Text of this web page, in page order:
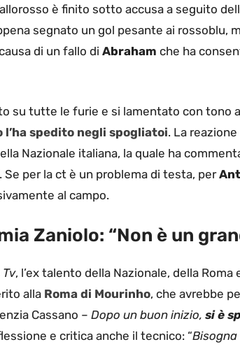
è finito sotto accusa a seguito
segnato un gol pesante ai rossoblu,
di un fallo di Abraham che ha
su tutte le furie e si lamentato con tono
l’ha spedito negli spogliatoi. La
Nazionale italiana, la quale ha
Se per la ct è un problema di testa, per
al campo.
Zaniolo: “Non è un
, l’ex talento della Nazionale, della
alla Roma di Mourinho, che avrebbe
Cassano – Dopo un buon inizio, si è
e critica anche il tecnico: “Bisogna